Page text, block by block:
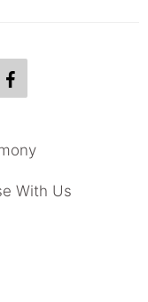
With Us